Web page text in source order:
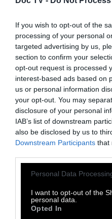
If you wish to opt-out of the
processing of your personal
targeted advertising by us,
section to confirm your
opt-out request is processed
interest-based ads based on
us or personal information
your opt-out. You may
disclosure of your personal
IAB’s list of downstream
also be disclosed by us to
Downstream Participants that
Personal Data
I want to opt-out of the
personal data.
Opted In
Η οικονομία του
ψάρεμα, την
οποίος συνήθως
δένουν στο μικρό
ενώ για τους
διαθέσιμα μόλις 30
Με μόνο δύο δρόμους
πρακτικά δεν
στο νησί. Οι
μαγαζιά σερβίρουν
αγνά υλικά, χόρτα